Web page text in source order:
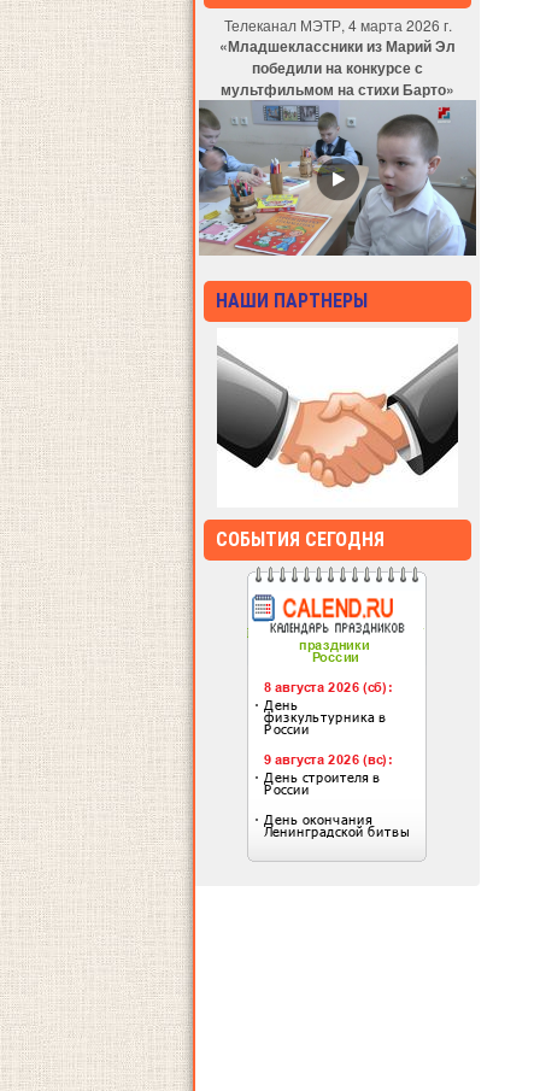
Телеканал МЭТР, 4 марта 2026 г.
«Младшеклассники из Марий Эл
победили на конкурсе с
мультфильмом на стихи Барто»
НАШИ ПАРТНЕРЫ
СОБЫТИЯ СЕГОДНЯ